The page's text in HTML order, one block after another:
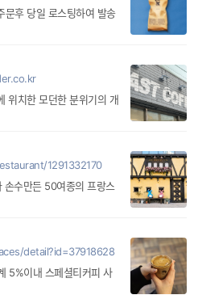
문후 당일 로스팅하여 발송
위치한 모던한 분위기의 개
1291332170
손수만든 50여종의 프랑스
detail?id=37918628
5%이내 스페셜티커피 사